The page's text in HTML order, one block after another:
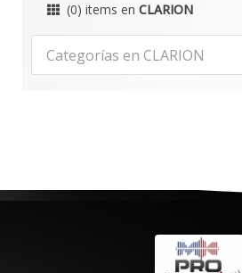
(0) items en CLARION